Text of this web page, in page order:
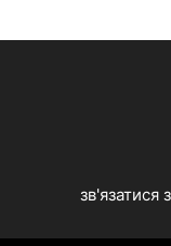
зв'язатися